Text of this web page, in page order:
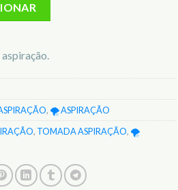
, 🌪️ ASPIRAÇÃO
, TOMADA ASPIRAÇÃO, 🌪️